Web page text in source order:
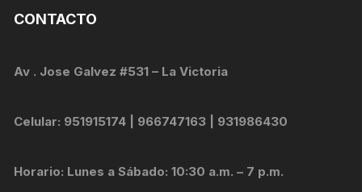
CONTACTO
Av . Jose Galvez #531 – La Victoria
Celular: 951915174 | 966747163 | 931986430
Horario: Lunes a Sábado: 10:30 a.m. – 7 p.m.